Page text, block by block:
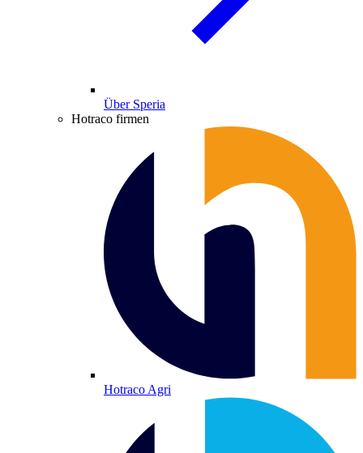
Über Speria
Hotraco firmen
Hotraco Agri